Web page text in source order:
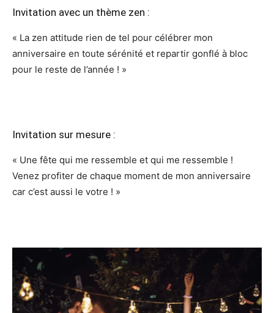
Invitation avec un thème zen :
« La zen attitude rien de tel pour célébrer mon
anniversaire en toute sérénité et repartir gonflé à bloc
pour le reste de l’année ! »
Invitation sur mesure :
« Une fête qui me ressemble et qui me ressemble !
Venez profiter de chaque moment de mon anniversaire
car c’est aussi le votre ! »